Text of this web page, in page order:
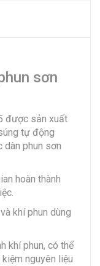
sơn
được sản xuất
tự động
dàn phun sơn
hoàn thành
khí phun dùng
khí phun, có thể
nguyên liệu